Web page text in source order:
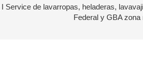
Ι Service de lavarropas, heladeras,
Federal y GBA